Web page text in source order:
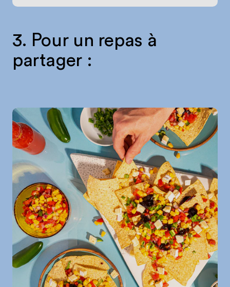
3. Pour un repas à
partager :